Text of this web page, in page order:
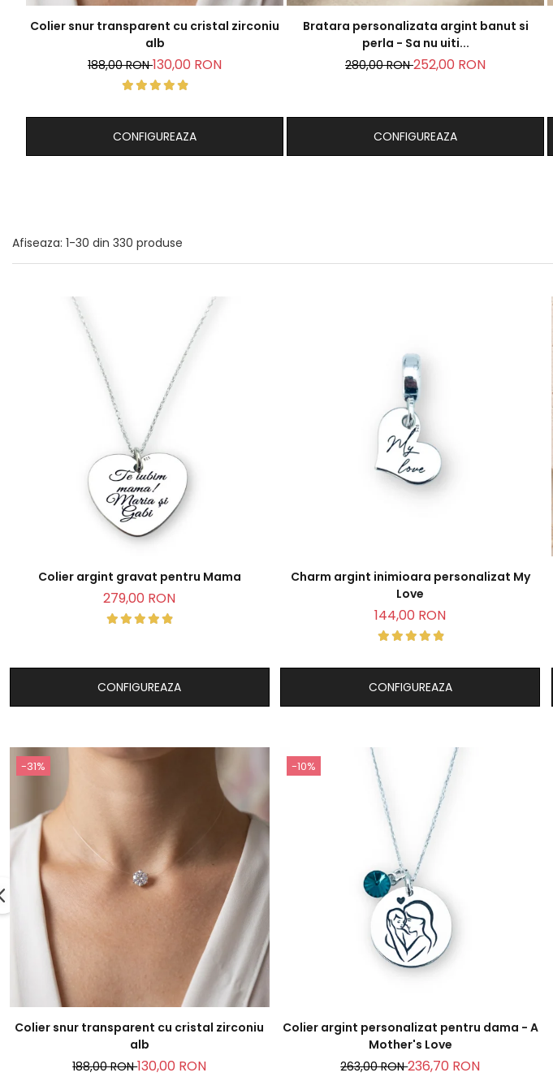
Colier snur transparent cu cristal zirconiu
alb
188,00 RON130,00 RON
CONFIGUREAZA
Bratara personalizata argint banut si
perla - Sa nu uiti...
280,00 RON252,00 RON
CONFIGUREAZA
Afiseaza: 1-30 din 330 produse
Colier argint gravat pentru Mama
279,00 RON
CONFIGUREAZA
Charm argint inimioara personalizat My
Love
144,00 RON
CONFIGUREAZA
-31%
Colier snur transparent cu cristal zirconiu
alb
188,00 RON130,00 RON
-10%
Colier argint personalizat pentru dama - A
Mother's Love
263,00 RON236,70 RON